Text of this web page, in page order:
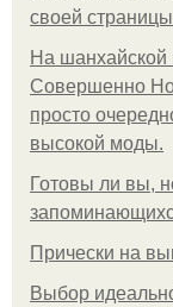
своей
На шанхайской
Совершенно
просто
высокой моды.
Готовы ли вы,
Прически на
Выбор